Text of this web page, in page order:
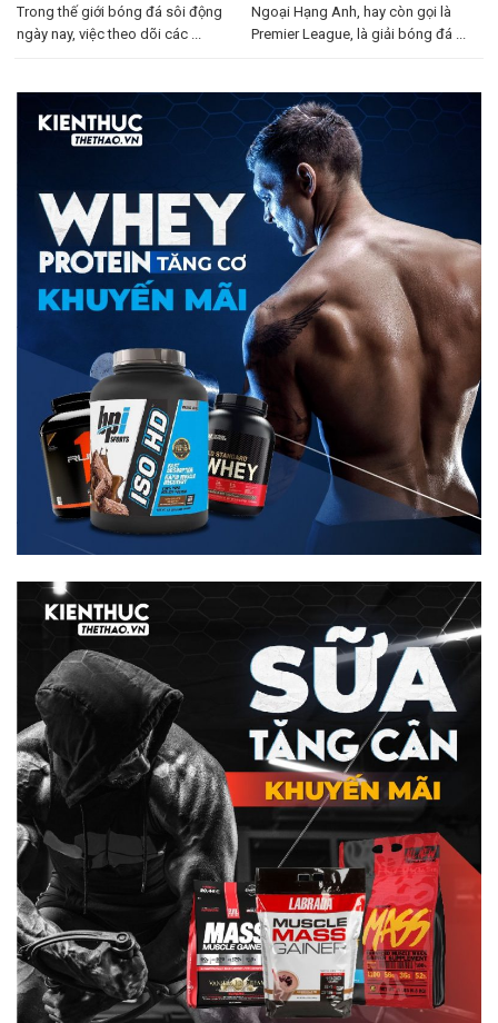
Trong thế giới bóng đá sôi động
ngày nay, việc theo dõi các ...
Ngoại Hạng Anh, hay còn gọi là
Premier League, là giải bóng đá ...